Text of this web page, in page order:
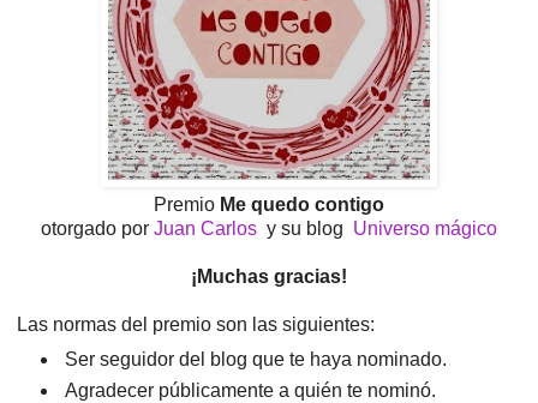
Premio Me quedo contigo
otorgado por Juan Carlos y su blog Universo mágico
¡Muchas gracias!
Las normas del premio son las siguientes:
Ser seguidor del blog que te haya nominado.
Agradecer públicamente a quién te nominó.